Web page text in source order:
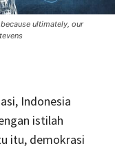
ultimately, our
Indonesia
istilah
itu, demokrasi